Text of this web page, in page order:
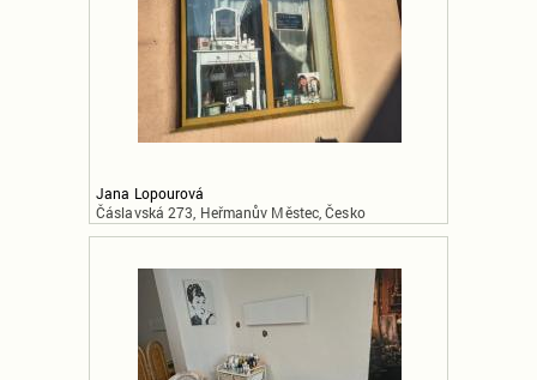
Jana Lopourová
Čáslavská 273, Heřmanův Městec, Česko